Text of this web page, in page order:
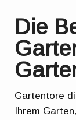
Die
Gartentore
Ihrem